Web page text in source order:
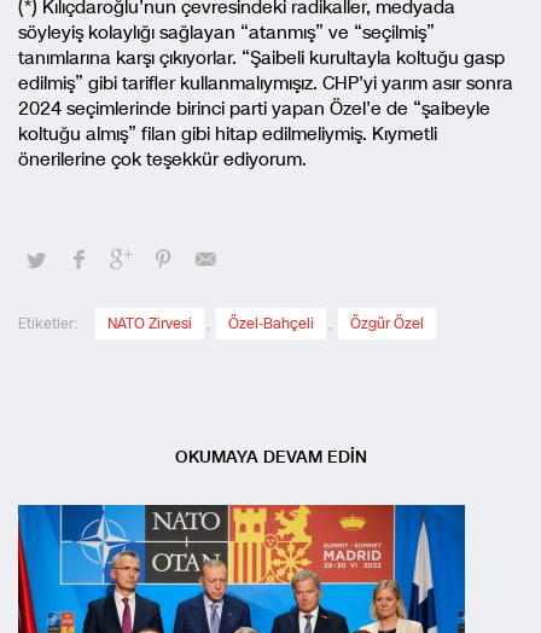
(*) Kılıçdaroğlu’nun çevresindeki radikaller, medyada
söyleyiş kolaylığı sağlayan “atanmış” ve “seçilmiş”
tanımlarına karşı çıkıyorlar. “Şaibeli kurultayla koltuğu gasp
edilmiş” gibi tarifler kullanmalıymışız. CHP’yi yarım asır sonra
2024 seçimlerinde birinci parti yapan Özel’e de “şaibeyle
koltuğu almış” filan gibi hitap edilmeliymiş. Kıymetli
önerilerine çok teşekkür ediyorum.
Etiketler: NATO Zirvesi , Özel-Bahçeli , Özgür Özel
OKUMAYA DEVAM EDİN